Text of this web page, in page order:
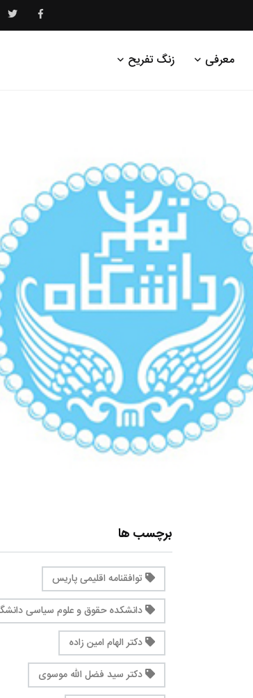
معرفی زنگ تفریح
برچسب ها
توافقنامه اقلیمی پاریس
دانشکده حقوق و علوم سیاسی
دکتر الهام امین زاده
دکتر سید فضل الله موسوی